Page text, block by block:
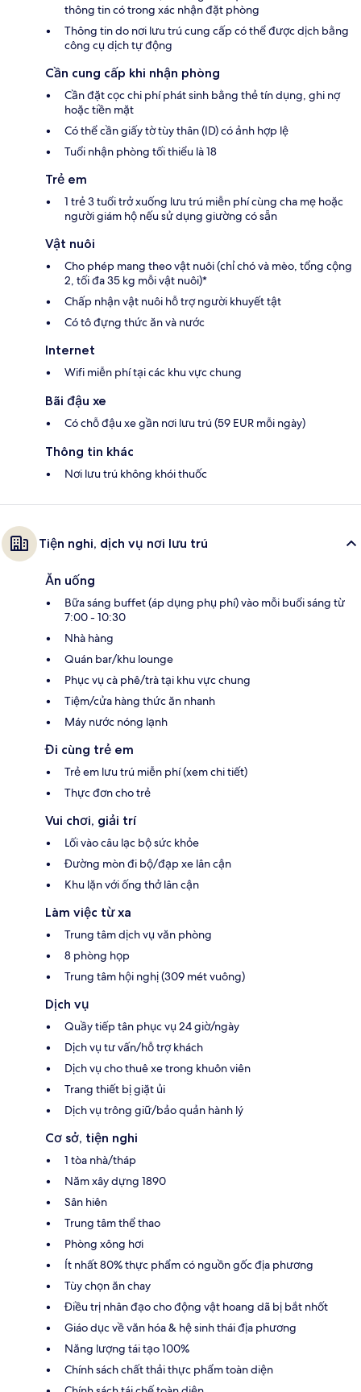
thông tin có trong xác nhận đặt phòng
Thông tin do nơi lưu trú cung cấp có thể được dịch bằng
công cụ dịch tự động
Cần cung cấp khi nhận phòng
Cần đặt cọc chi phí phát sinh bằng thẻ tín dụng, ghi nợ
hoặc tiền mặt
Có thể cần giấy tờ tùy thân (ID) có ảnh hợp lệ
Tuổi nhận phòng tối thiểu là 18
Trẻ em
1 trẻ 3 tuổi trở xuống lưu trú miễn phí cùng cha mẹ hoặc
người giám hộ nếu sử dụng giường có sẵn
Vật nuôi
Cho phép mang theo vật nuôi (chỉ chó và mèo, tổng cộng
2, tối đa 35 kg mỗi vật nuôi)*
Chấp nhận vật nuôi hỗ trợ người khuyết tật
Có tô đựng thức ăn và nước
Internet
Wifi miễn phí tại các khu vực chung
Bãi đậu xe
Có chỗ đậu xe gần nơi lưu trú (59 EUR mỗi ngày)
Thông tin khác
Nơi lưu trú không khói thuốc
Tiện nghi, dịch vụ nơi lưu trú
Ăn uống
Bữa sáng buffet (áp dụng phụ phí) vào mỗi buổi sáng từ
7:00 - 10:30
Nhà hàng
Quán bar/khu lounge
Phục vụ cà phê/trà tại khu vực chung
Tiệm/cửa hàng thức ăn nhanh
Máy nước nóng lạnh
Đi cùng trẻ em
Trẻ em lưu trú miễn phí (xem chi tiết)
Thực đơn cho trẻ
Vui chơi, giải trí
Lối vào câu lạc bộ sức khỏe
Đường mòn đi bộ/đạp xe lân cận
Khu lặn với ống thở lân cận
Làm việc từ xa
Trung tâm dịch vụ văn phòng
8 phòng họp
Trung tâm hội nghị (309 mét vuông)
Dịch vụ
Quầy tiếp tân phục vụ 24 giờ/ngày
Dịch vụ tư vấn/hỗ trợ khách
Dịch vụ cho thuê xe trong khuôn viên
Trang thiết bị giặt ủi
Dịch vụ trông giữ/bảo quản hành lý
Cơ sở, tiện nghi
1 tòa nhà/tháp
Năm xây dựng 1890
Sân hiên
Trung tâm thể thao
Phòng xông hơi
Ít nhất 80% thực phẩm có nguồn gốc địa phương
Tùy chọn ăn chay
Điều trị nhân đạo cho động vật hoang dã bị bắt nhốt
Giáo dục về văn hóa & hệ sinh thái địa phương
Năng lượng tái tạo 100%
Chính sách chất thải thực phẩm toàn diện